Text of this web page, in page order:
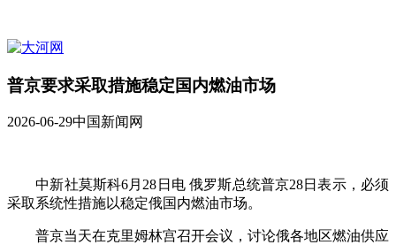
普京要求采取措施稳定国内燃油市场
2026-06-29中国新闻网
中新社莫斯科6月28日电 俄罗斯总统普京28日表示，必须
采取系统性措施以稳定俄国内燃油市场。
普京当天在克里姆林宫召开会议，讨论俄各地区燃油供应